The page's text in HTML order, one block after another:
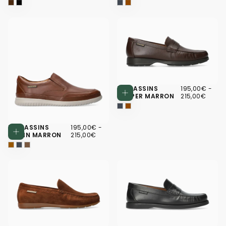
Choisissez des options
MOCASSINS
TWAIN MARRON
195,00€
PRIX
MINIMUM
195,00€ -
215,00€
Choisissez
MOCASSINS
HARPER MARRON
195,00€
PRIX
MINIMUM
195,00€ -
215,00€